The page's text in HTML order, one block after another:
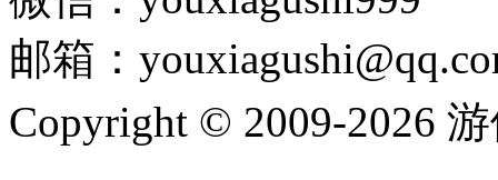
邮箱：
Copyright © 2009-2026